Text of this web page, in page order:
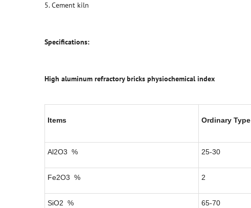
5. Cement kiln
Specifications:
High aluminum refractory bricks physiochemical index
Items Ordinary Type
Al2O3 % 25-30
Fe2O3 % 2
SiO2 % 65-70